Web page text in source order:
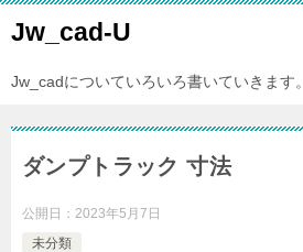
Jw_cad-U
Jw_cadについていろいろ書いていきます。
ダンプトラック 寸法
公開日： 2023年5月7日
未分類